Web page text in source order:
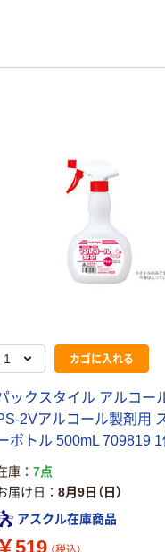
カゴに入れる
ックスタイル アルコー
2Vアルコール製剤用
ボトル 500mL 709819 1
庫
7点
届け日
8月9日（日）
アスクル在庫商品
519
品加
LDポ
手袋
ボス
袋
カラ」
いき